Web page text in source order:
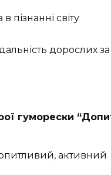
пізнанні світу
дорослих
гуморески
активний